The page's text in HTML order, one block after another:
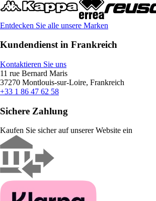
Entdecken Sie alle unsere Marken
Kundendienst in Frankreich
Kontaktieren Sie uns
11 rue Bernard Maris
37270 Montlouis-sur-Loire, Frankreich
+33 1 86 47 62 58
Sichere Zahlung
Kaufen Sie sicher auf unserer Website ein